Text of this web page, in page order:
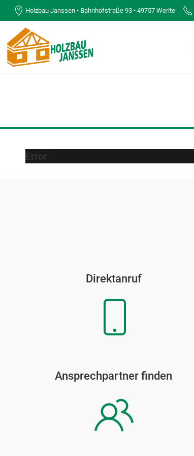
Holzbau Janssen • Bahnhofstraße 93 • 49757 Werlte
Error
Direktanruf
Ansprechpartner finden